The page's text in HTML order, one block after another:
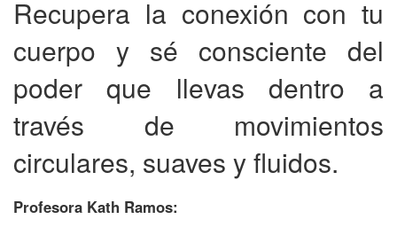
Recupera la conexión con tu
cuerpo y sé consciente del
poder que llevas dentro a
través de movimientos
circulares, suaves y fluidos.
Profesora Kath Ramos: